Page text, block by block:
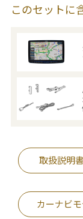
このセットに
取扱説明
カーナビ